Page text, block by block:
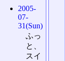
2005-
07-
31(Sun)
ふっ
と、
スイ